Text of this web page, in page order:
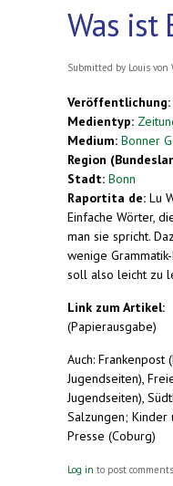
Was ist
Submitted by Louis von
Veröffentlichung:
Medientyp:
Medium: Bonner
Region
Stadt: Bonn
Raportita de: Lu
Einfache Wörter,
man sie spricht.
wenige
soll also leicht zu
Link zum Artikel:
(Papierausgabe)
Auch: Frankenpost
Jugendseiten),
Jugendseiten),
Salzungen; Kinder
Presse (Coburg)
Log in to post comments